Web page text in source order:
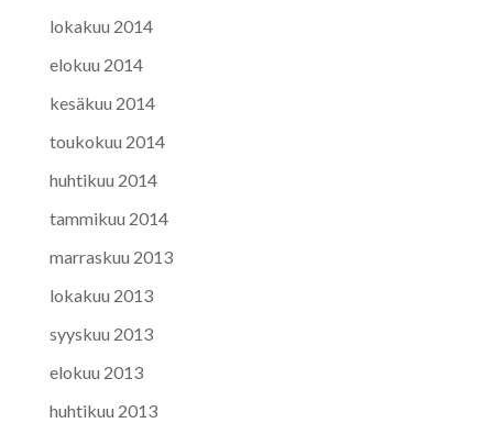
lokakuu 2014
elokuu 2014
kesäkuu 2014
toukokuu 2014
huhtikuu 2014
tammikuu 2014
marraskuu 2013
lokakuu 2013
syyskuu 2013
elokuu 2013
huhtikuu 2013